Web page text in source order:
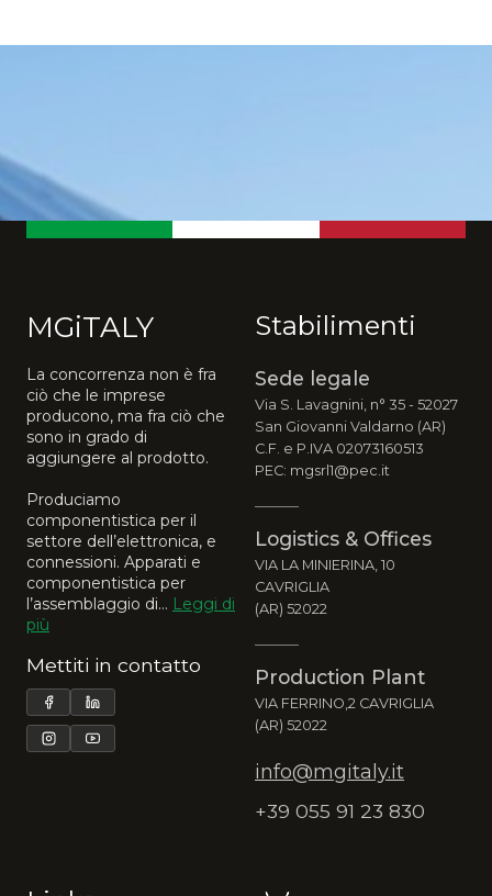
MGiTALY
La concorrenza non è fra
ciò che le imprese
producono, ma fra ciò che
sono in grado di
aggiungere al prodotto.
Produciamo
componentistica per il
settore dell’elettronica, e
connessioni. Apparati e
componentistica per
l’assemblaggio di... Leggi di
più
Mettiti in contatto
Stabilimenti
Sede legale
Via S. Lavagnini, n° 35 - 52027
San Giovanni Valdarno (AR)
C.F. e P.IVA 02073160513
PEC: mgsrl1@pec.it
Logistics & Offices
VIA LA MINIERINA, 10
CAVRIGLIA
(AR) 52022
Production Plant
VIA FERRINO,2 CAVRIGLIA
(AR) 52022
info@mgitaly.it
+39 055 91 23 830